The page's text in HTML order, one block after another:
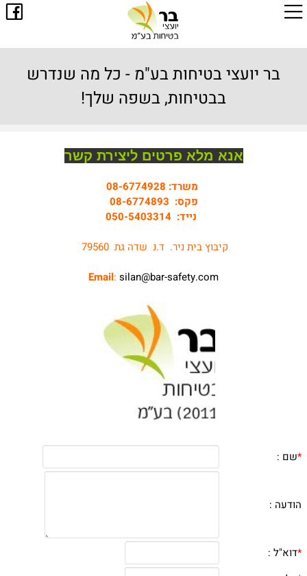
בר יועצי בטיחות בע"מ - כל מה שנדרש
בבטיחות, בשפה שלך!
אנא מלא פרטים ליצירת קשר
משרד: 08-6774928
פקס: 08-6774893
נייד: 050-5403314
קיבוץ בית ניר. ד.נ שדה גת 79560
Email: silan@bar-safety.com
*שם :
הודעה :
*דוא"ל :